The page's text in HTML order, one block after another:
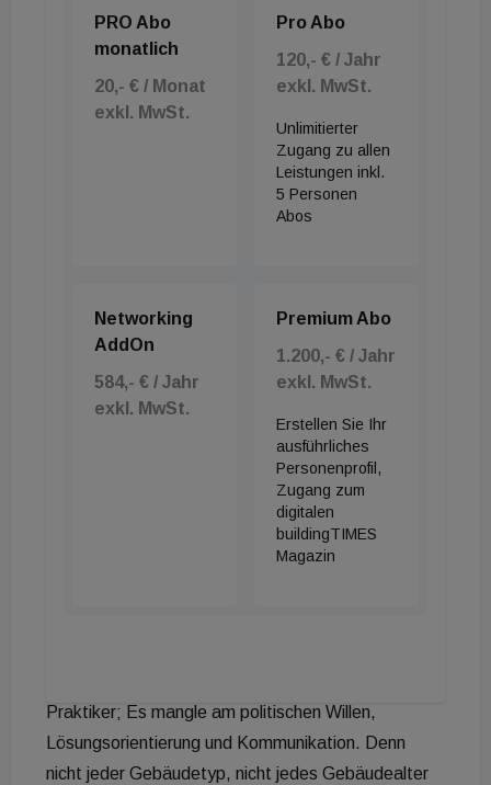
technischen Abwicklung. Als Beispiel wurde die
Anreize erhöhen, Leistbarkeit gewährleisten:
Eine Studie des SORA Instituts zeigt hohes
ökologisches Bewusstsein bei Immobilien-
BesitzerInnen. Sie zeigt auch, dass die
insbesondere im Mietrecht geschaffen werden. Erst
dann wird die Sanierungsrate steigen, so wie im
Regierungsprogramm vorgesehen.
Alternative Finanzierungsmodelle:Warum nicht
neue, alternative Finanzierungswege
diskutieren/gehen? Z. B. Green Bonds schlug ein
Workshop-Teilnehmer vor – festverzinsliche
Finanzinstrumente zum Realisieren von Projekten
Praktiker; Es mangle am politischen Willen,
Lösungsorientierung und Kommunikation. Denn
nicht jeder Gebäudetyp, nicht jedes Gebäudealter
PRO Abo
monatlich
20,- € / Monat
exkl. MwSt.
Pro Abo
120,- € / Jahr
exkl. MwSt.
Unlimitierter
Zugang zu allen
Leistungen inkl.
5 Personen
Abos
Networking
AddOn
584,- € / Jahr
exkl. MwSt.
Premium Abo
1.200,- € / Jahr
exkl. MwSt.
Erstellen Sie Ihr
ausführliches
Personenprofil,
Zugang zum
digitalen
buildingTIMES
Magazin